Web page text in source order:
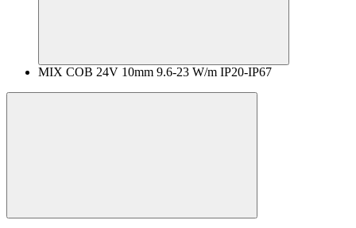
MIX COB 24V 10mm 9.6-23 W/m IP20-IP67